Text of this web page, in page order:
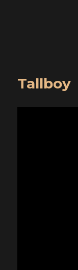
Tallboy